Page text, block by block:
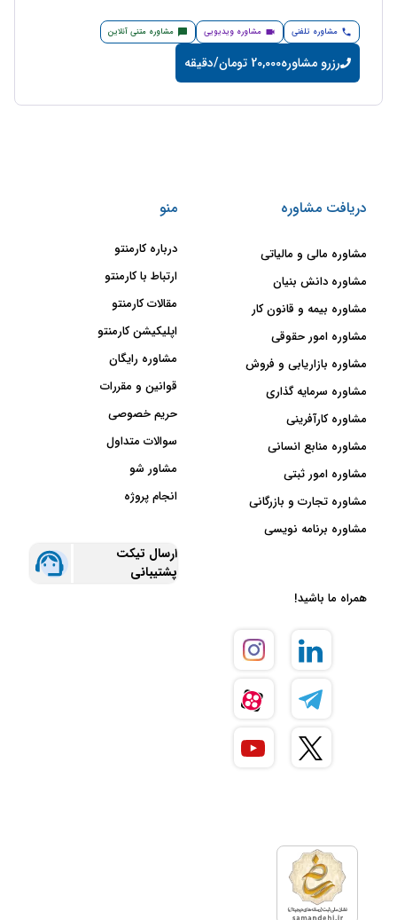
مشاوره تلفنی مشاوره ویدیویی مشاوره متنی آنلاین
رزرو مشاوره20,000 تومان/دقیقه
دریافت مشاوره
مشاوره مالی و مالیاتی
مشاوره دانش بنیان
مشاوره بیمه و قانون کار
مشاوره امور حقوقی
مشاوره بازاریابی و فروش
مشاوره سرمایه گذاری
مشاوره کارآفرینی
مشاوره منابع انسانی
مشاوره امور ثبتی
مشاوره تجارت و بازرگانی
مشاوره برنامه نویسی
منو
درباره کارمنتو
ارتباط با کارمنتو
مقالات کارمنتو
اپلیکیشن کارمنتو
مشاوره رایگان
قوانین و مقررات
حریم خصوصی
سوالات متداول
مشاور شو
انجام پروژه
ارسال تیکت
پشتیبانی
همراه ما باشید!